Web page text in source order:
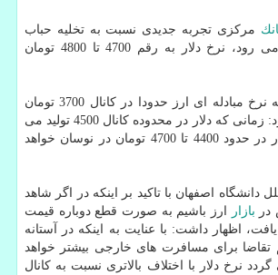
مركزی تجربه جدیدی نسبت به تخلیه حباب
ارز دارد و احتمال می رود، نرخ دلار به رقم 4700 تا 4800 تومان
وی با اشاره به اینكه نرخ مبادله ای ارز حدودا در كانال 3700 تومان
قرار دارد، اضافه كرد: زمانی كه دلار در محدوده كانال 4500 تولید می
گردد نرخ تعادلی دلار در حدود 4400 تا 4700 تومان در نوسان خواهد
دانشگاه اصفهان با تاكید بر اینكه در اگر شاهد
بازار
ارز باشیم به صورت قطع دوباره قیمت
اظهار داشت: با عنایت به اینكه در آستانه
تقاضا برای مسافرت های خارجی بیشتر خواهد
نرخ دلار با اختلاف بالاتری نسبت به كانال